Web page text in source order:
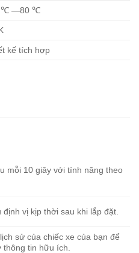
℃ —80 ℃
kế tích hợp
mỗi 10 giây với tính năng theo
vị kịp thời sau khi lắp đặt.
sử của chiếc xe của bạn để
tin hữu ích.